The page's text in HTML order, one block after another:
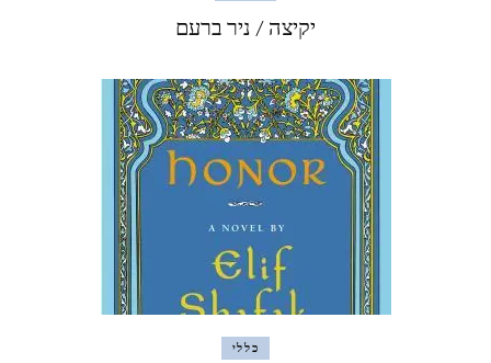
יקיצה / ניר ברעם
כללי